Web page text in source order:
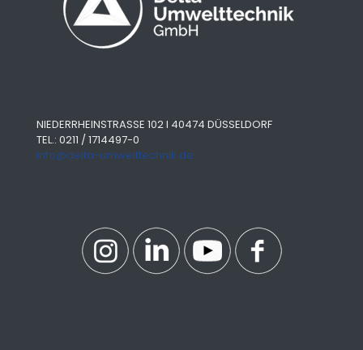
NIEDERRHEINSTRASSE 102 I 40474 DÜSSELDORF
TEL.: 0211 / 1714497-0
info@delta-umwelttechnik.de